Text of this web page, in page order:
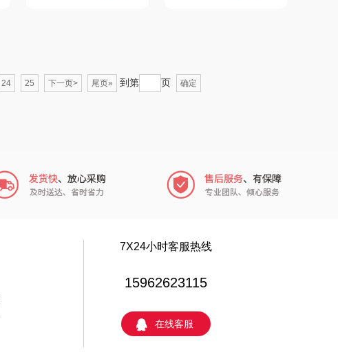
威诗兰
24 25 下一页> 尾页» 到第 页 确定
7X24小时客服热线
15962623115
在线客服